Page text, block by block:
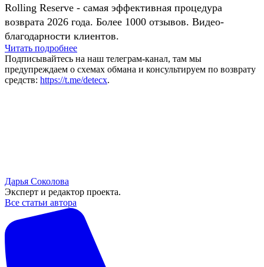
Rolling Reserve - самая эффективная процедура
возврата 2026 года. Более 1000 отзывов. Видео-
благодарности клиентов.
Читать подробнее
Подписывайтесь на наш телеграм-канал, там мы
предупреждаем о схемах обмана и консультируем по возврату
средств: https://t.me/detecx.
Дарья Соколова
Эксперт и редактор проекта.
Все статьи автора